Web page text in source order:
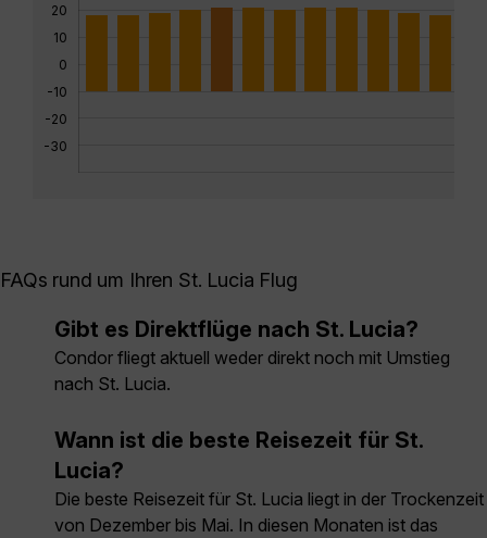
20
10
0
-10
-20
-30
FAQs rund um Ihren St. Lucia Flug
Gibt es Direktflüge nach St. Lucia?
Condor fliegt aktuell weder direkt noch mit Umstieg
nach St. Lucia.
Wann ist die beste Reisezeit für St.
Lucia?
Die beste Reisezeit für St. Lucia liegt in der Trockenzeit
von Dezember bis Mai. In diesen Monaten ist das